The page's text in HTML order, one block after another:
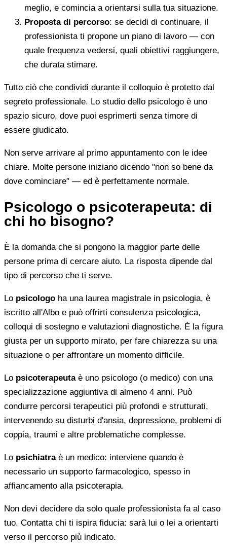
meglio, e comincia a orientarsi sulla tua situazione.
Proposta di percorso: se decidi di continuare, il
professionista ti propone un piano di lavoro — con
quale frequenza vedersi, quali obiettivi raggiungere,
che durata stimare.
Tutto ciò che condividi durante il colloquio è protetto dal
segreto professionale. Lo studio dello psicologo è uno
spazio sicuro, dove puoi esprimerti senza timore di
essere giudicato.
Non serve arrivare al primo appuntamento con le idee
chiare. Molte persone iniziano dicendo "non so bene da
dove cominciare" — ed è perfettamente normale.
Psicologo o psicoterapeuta: di
chi ho bisogno?
È la domanda che si pongono la maggior parte delle
persone prima di cercare aiuto. La risposta dipende dal
tipo di percorso che ti serve.
Lo psicologo ha una laurea magistrale in psicologia, è
iscritto all'Albo e può offrirti consulenza psicologica,
colloqui di sostegno e valutazioni diagnostiche. È la figura
giusta per un supporto mirato, per fare chiarezza su una
situazione o per affrontare un momento difficile.
Lo psicoterapeutaè uno psicologo (o medico) con una
specializzazione aggiuntiva di almeno 4 anni. Può
condurre percorsi terapeutici più profondi e strutturati,
intervenendo su disturbi d'ansia, depressione, problemi di
coppia, traumi e altre problematiche complesse.
Lo psichiatraè un medico: interviene quando è
necessario un supporto farmacologico, spesso in
affiancamento alla psicoterapia.
Non devi decidere da solo quale professionista fa al caso
tuo. Contatta chi ti ispira fiducia: sarà lui o lei a orientarti
verso il percorso più indicato.